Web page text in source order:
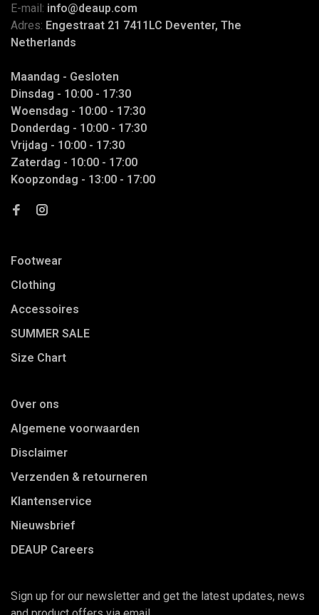
E-mail: info@deaup.com
Adres: Engestraat 21 7411LC Deventer, The
Netherlands
Maandag - Gesloten
Dinsdag - 10:00 - 17:30
Woensdag - 10:00 - 17:30
Donderdag - 10:00 - 17:30
Vrijdag - 10:00 - 17:30
Zaterdag - 10:00 - 17:00
Koopzondag - 13:00 - 17:00
Footwear
Clothing
Accessoires
SUMMER SALE
Size Chart
Over ons
Algemene voorwaarden
Disclaimer
Verzenden & retourneren
Klantenservice
Nieuwsbrief
DEAUP Careers
Sign up for our newsletter and get the latest updates, news